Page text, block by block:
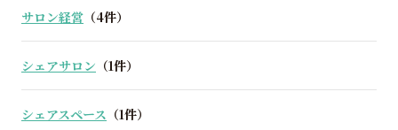
サロン経営 （4件）
シェアサロン （1件）
シェアスペース （1件）